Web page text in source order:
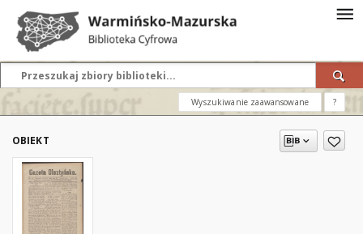
Wyszukiwanie zaawansowane ?
OBIEKT